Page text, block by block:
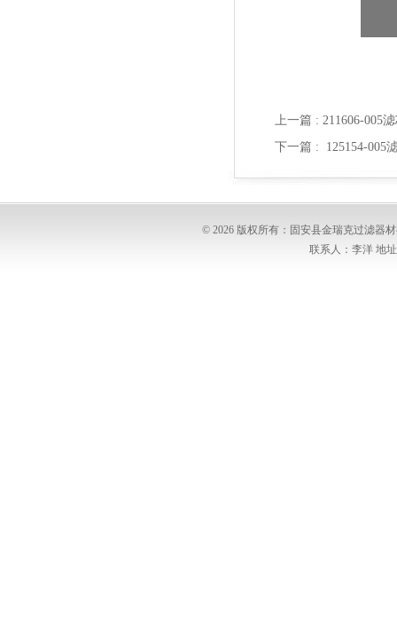
上一篇 : 211606-005
下一篇 : 125154-005
© 2026 版权所有：固安县金瑞克过滤器
联系人：李洋 地